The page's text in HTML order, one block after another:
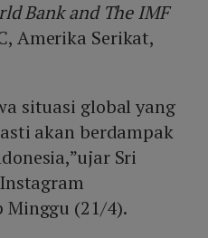
Bank and The IMF
Amerika Serikat,
situasi global yang
akan berdampak
Sri
(21/4).